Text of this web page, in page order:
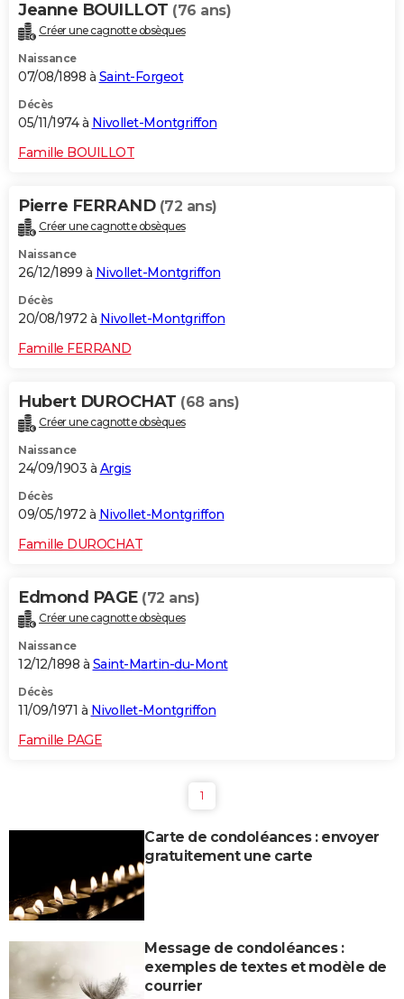
Jeanne BOUILLOT (76 ans)
Créer une cagnotte obsèques
Naissance
07/08/1898 à Saint-Forgeot
Décès
05/11/1974 à Nivollet-Montgriffon
Famille BOUILLOT
Pierre FERRAND (72 ans)
Créer une cagnotte obsèques
Naissance
26/12/1899 à Nivollet-Montgriffon
Décès
20/08/1972 à Nivollet-Montgriffon
Famille FERRAND
Hubert DUROCHAT (68 ans)
Créer une cagnotte obsèques
Naissance
24/09/1903 à Argis
Décès
09/05/1972 à Nivollet-Montgriffon
Famille DUROCHAT
Edmond PAGE (72 ans)
Créer une cagnotte obsèques
Naissance
12/12/1898 à Saint-Martin-du-Mont
Décès
11/09/1971 à Nivollet-Montgriffon
Famille PAGE
1
Carte de condoléances : envoyer
gratuitement une carte
Message de condoléances :
exemples de textes et modèle de
courrier